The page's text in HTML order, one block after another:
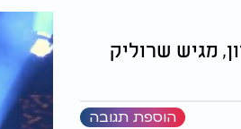
מגיש שרוליק
הוספת תגובה